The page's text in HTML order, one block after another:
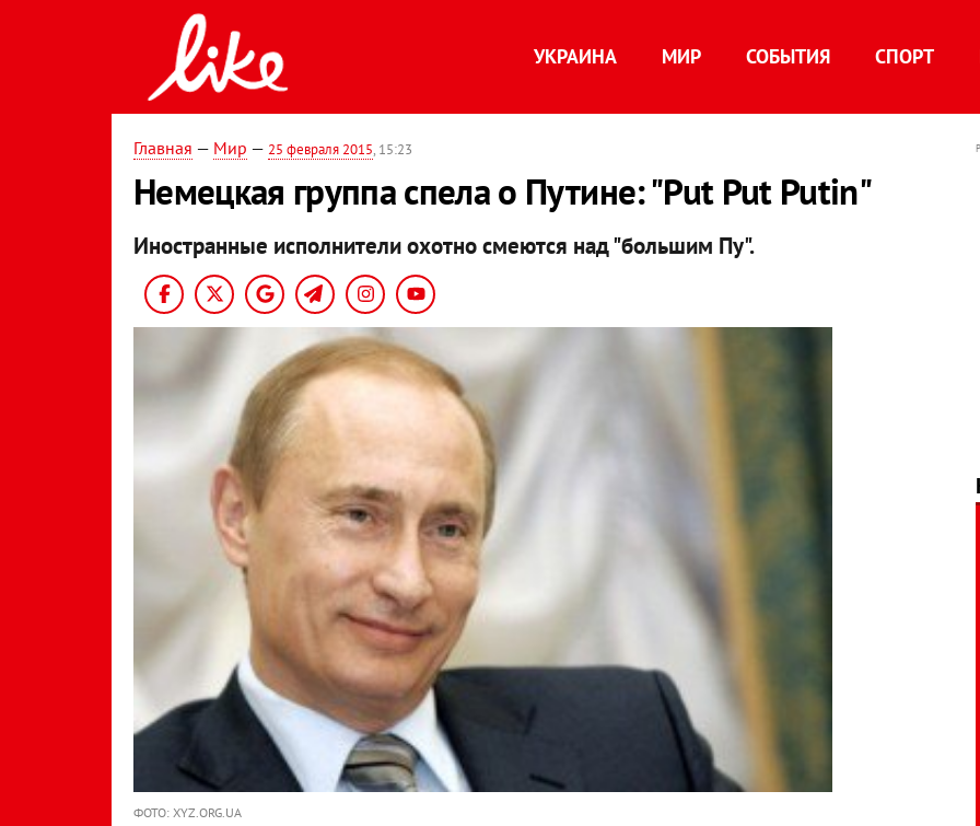
УКРАИНА МИР СОБЫТИЯ СПОРТ
Главная — Мир — 25 февраля 2015, 15:23
Немецкая группа спела о Путине: "Put Put Putin"
Иностранные исполнители охотно смеются над "большим Пу".
ФОТО: XYZ.ORG.UA